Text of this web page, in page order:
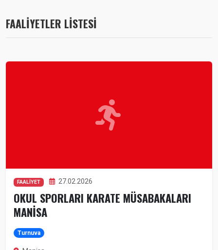
FAALİYETLER LİSTESİ
FAALİYET 27.02.2026
OKUL SPORLARI KARATE MÜSABAKALARI
MANİSA
Turnuva